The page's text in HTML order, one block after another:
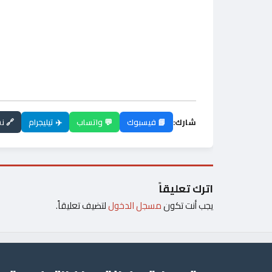
شارك: 📘 فيسبوك 💬 واتساب ✈️ تيليجرام 🔗
اترك تعليقاً
يجب أنت تكونمسجل الدخوللتضيف تعليقاً.